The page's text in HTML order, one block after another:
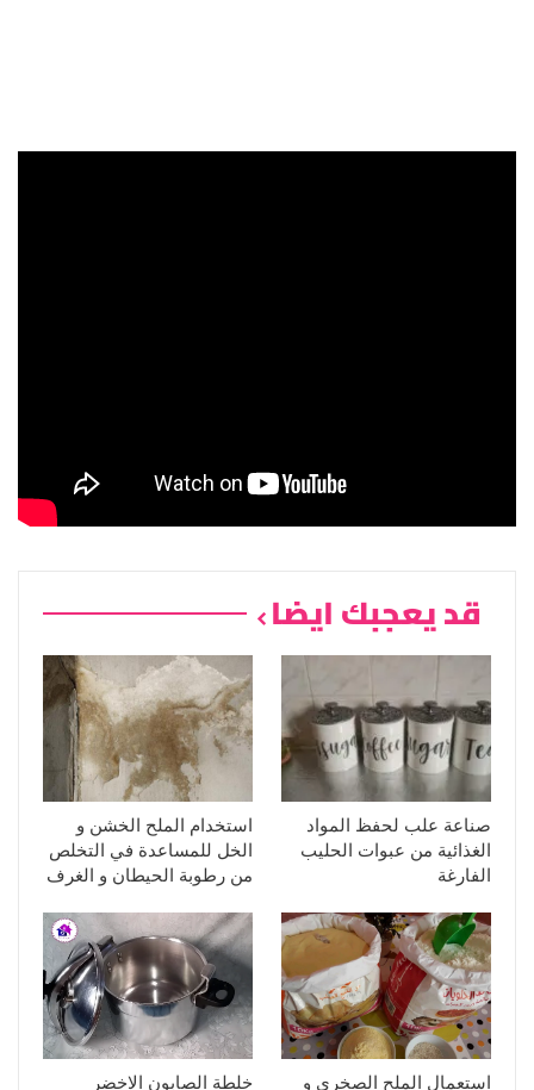
قد يعجبك ايضا
صناعة علب لحفظ المواد
الغذائية من عبوات الحليب
الفارغة
استخدام الملح الخشن و
الخل للمساعدة في التخلص
من رطوبة الحيطان و الغرف
استعمال الملح الصخري و خلطة الصابون الاخضر